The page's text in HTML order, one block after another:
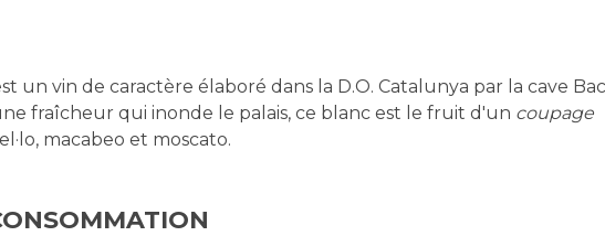
un vin de caractère élaboré dans la D.O. Catalunya par la cave
fraîcheur qui inonde le palais, ce blanc est le fruit d'un coupage
macabeo et moscato.